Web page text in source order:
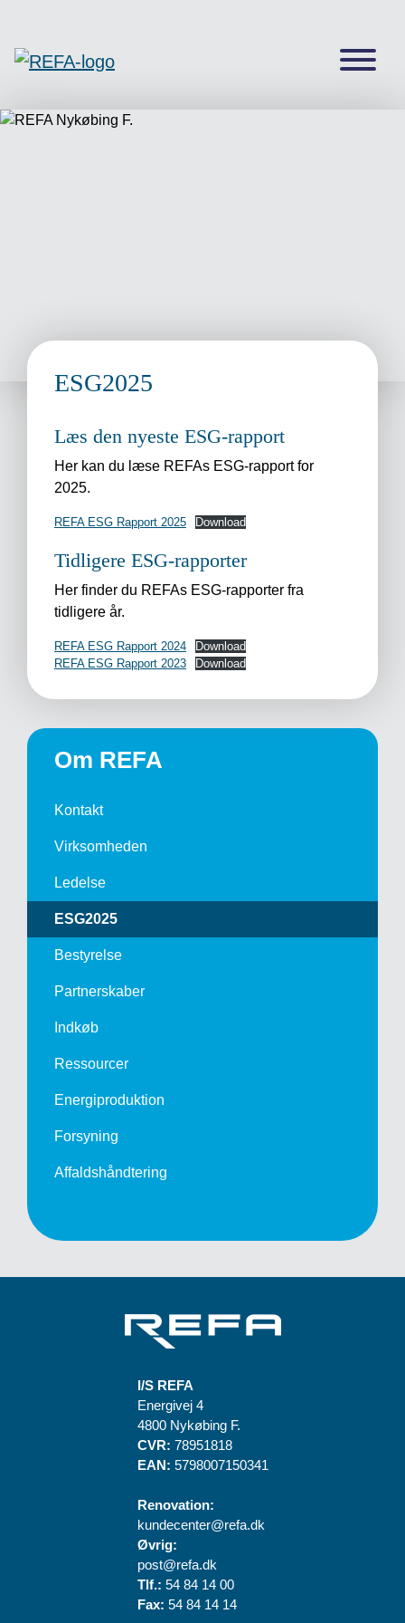
Om REFA
Kontakt
Virksomheden
Ledelse
ESG2025
Bestyrelse
Partnerskaber
Indkøb
Ressourcer
Energiproduktion
Forsyning
Affalds­håndtering
ESG2025
Læs den nyeste ESG-rapport
Her kan du læse REFAs ESG-rapport for
2025.
REFA ESG Rapport 2025 Download
Tidligere ESG-rapporter
Her finder du REFAs ESG-rapporter fra
tidligere år.
REFA ESG Rapport 2024
Download
REFA ESG Rapport 2023
Download
I/S REFA
Energivej 4
4800 Nykøbing F.
CVR: 78951818
EAN: 5798007150341
Renovation:
kundecenter@refa.dk
Øvrig:
post@refa.dk
Tlf.: 54 84 14 00
Fax: 54 84 14 14